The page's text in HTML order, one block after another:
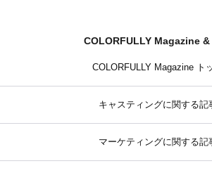
COLORFULLY Magazine &
COLORFULLY Magazine ト
キャスティングに関する記
マーケティングに関する記